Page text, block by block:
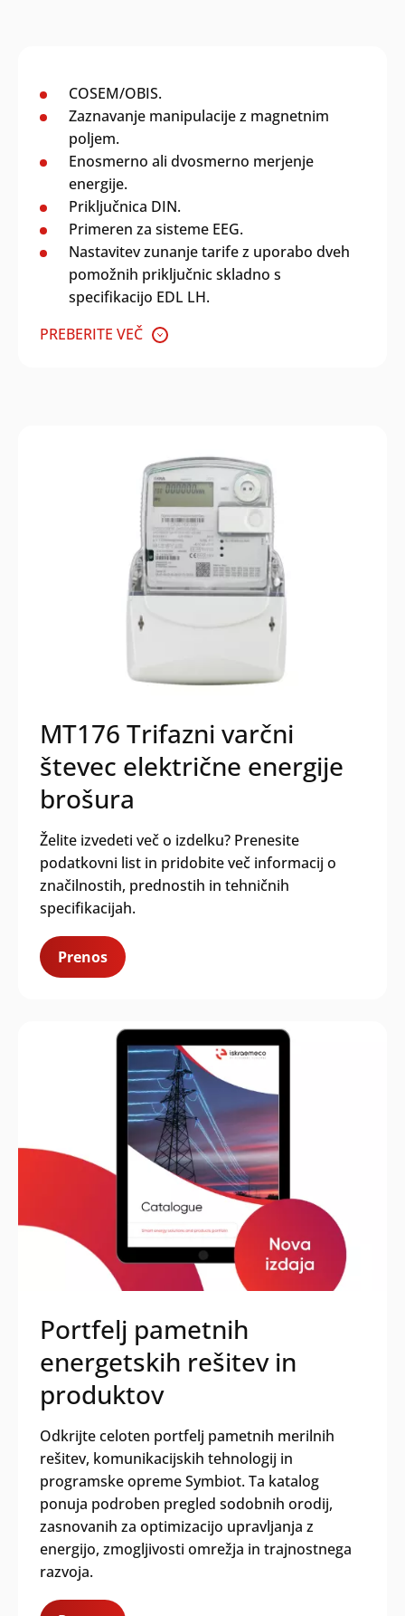
COSEM/OBIS.
Zaznavanje manipulacije z magnetnim
poljem.
Enosmerno ali dvosmerno merjenje
energije.
Priključnica DIN.
Primeren za sisteme EEG.
Nastavitev zunanje tarife z uporabo dveh
pomožnih priključnic skladno s
specifikacijo EDL LH.
PREBERITE VEČ
MT176 Trifazni varčni
števec električne energije
brošura
Želite izvedeti več o izdelku? Prenesite
podatkovni list in pridobite več informacij o
značilnostih, prednostih in tehničnih
specifikacijah.
Prenos
Portfelj pametnih
energetskih rešitev in
produktov
Odkrijte celoten portfelj pametnih merilnih
rešitev, komunikacijskih tehnologij in
programske opreme Symbiot. Ta katalog
ponuja podroben pregled sodobnih orodij,
zasnovanih za optimizacijo upravljanja z
energijo, zmogljivosti omrežja in trajnostnega
razvoja.